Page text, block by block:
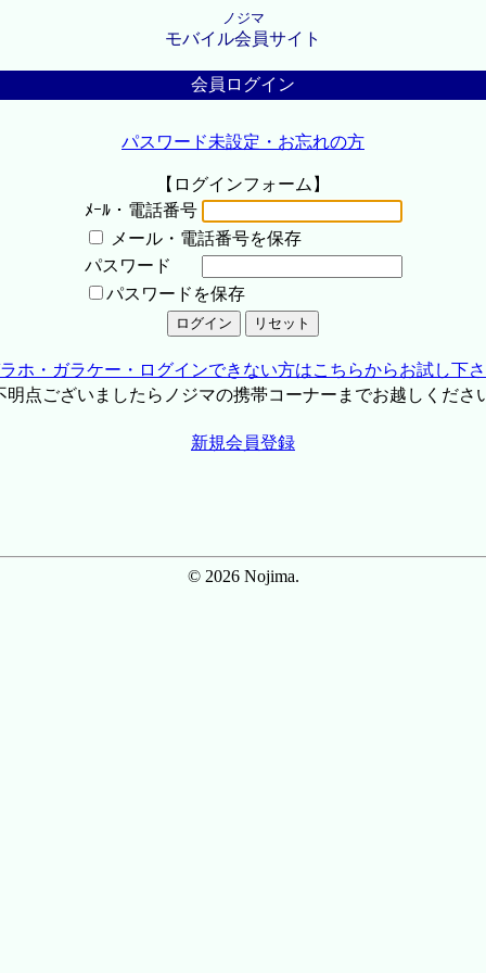
ノジマ
モバイル会員サイト
会員ログイン
パスワード未設定・お忘れの方
【ログインフォーム】
ﾒｰﾙ・電話番号
メール・電話番号を保存
パスワード
パスワードを保存
ホ・ガラケー・ログインできない方はこちらからお試し下
点ございましたらノジマの携帯コーナーまでお越しくださ
新規会員登録
© 2026 Nojima.